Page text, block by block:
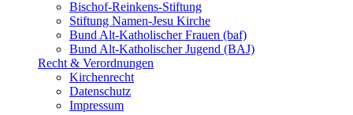
Bischof-Reinkens-Stiftung
Stiftung Namen-Jesu Kirche
Bund Alt-Katholischer Frauen (baf)
Bund Alt-Katholischer Jugend (BAJ)
Recht & Verordnungen
Kirchenrecht
Datenschutz
Impressum